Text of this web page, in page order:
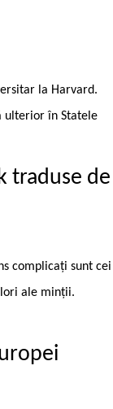
la Harvard.
ulterior în Statele
traduse de
complicați sunt cei
ale minții.